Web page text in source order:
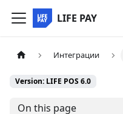
LIFE PAY
Интеграции
Version: LIFE POS 6.0
On this page